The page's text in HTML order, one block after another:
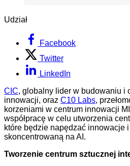
Udział
Facebook
Twitter
LinkedIn
CIC, globalny lider w budowaniu i
innowacji, oraz C10 Labs,
korzeniami w centrum innowacji
współpracę w celu utworzenia
które będzie napędzać innowacje
skoncentrowaną na AI.
Tworzenie centrum sztucznej